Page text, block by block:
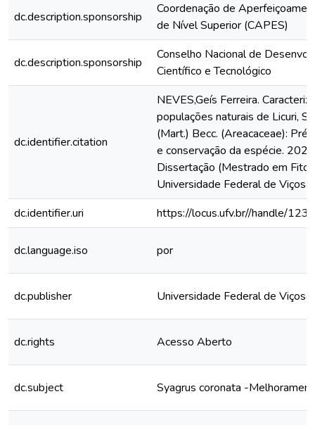
dc.description.sponsorship
Coordenação de
de Nível Superior (CAPES)
dc.description.sponsorship
Conselho Nacional de
Científico e Tecnológico
dc.identifier.citation
NEVES,Geís Ferreira.
populações naturais de Licuri,
(Mart.) Becc. (Areacaceae):
e conservação da espécie.
Dissertação (Mestrado em
Universidade Federal de
dc.identifier.uri
https://locus.ufv.br//handle/
dc.language.iso por
dc.publisher Universidade Federal de Viçosa
dc.rights Acesso Aberto
dc.subject Syagrus coronata -